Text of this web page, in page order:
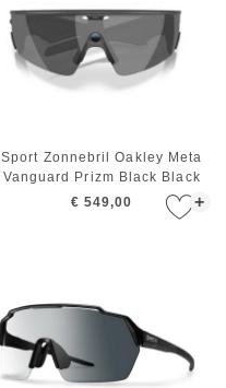
+
Sport Zonnebril Oakley Meta
Vanguard Prizm Black Black
€ 549,00